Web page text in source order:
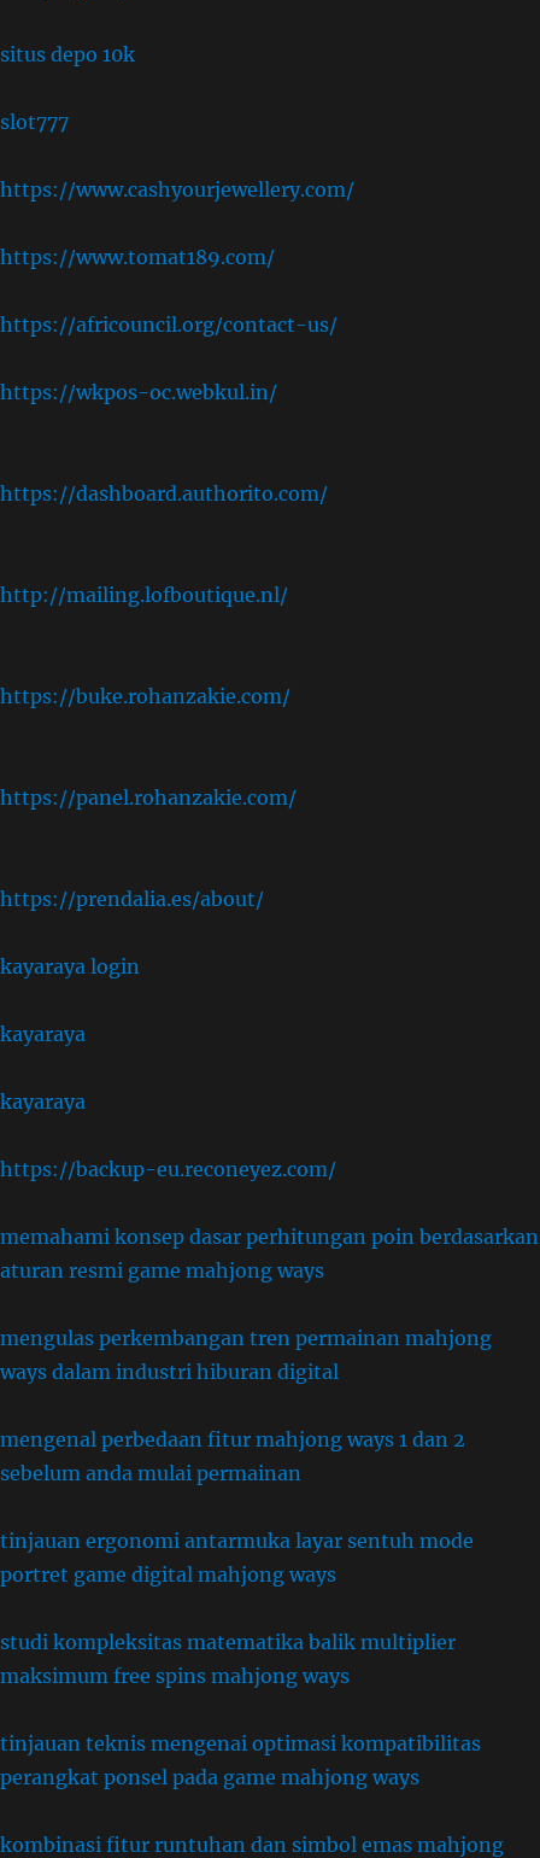
situs depo 10k
slot777
https://www.cashyourjewellery.com/
https://www.tomat189.com/
https://africouncil.org/contact-us/
https://wkpos-oc.webkul.in/
https://dashboard.authorito.com/
http://mailing.lofboutique.nl/
https://buke.rohanzakie.com/
https://panel.rohanzakie.com/
https://prendalia.es/about/
kayaraya login
kayaraya
kayaraya
https://backup-eu.reconeyez.com/
memahami konsep dasar perhitungan poin berdasarkan
aturan resmi game mahjong ways
mengulas perkembangan tren permainan mahjong
ways dalam industri hiburan digital
mengenal perbedaan fitur mahjong ways 1 dan 2
sebelum anda mulai permainan
tinjauan ergonomi antarmuka layar sentuh mode
portret game digital mahjong ways
studi kompleksitas matematika balik multiplier
maksimum free spins mahjong ways
tinjauan teknis mengenai optimasi kompatibilitas
perangkat ponsel pada game mahjong ways
kombinasi fitur runtuhan dan simbol emas mahjong